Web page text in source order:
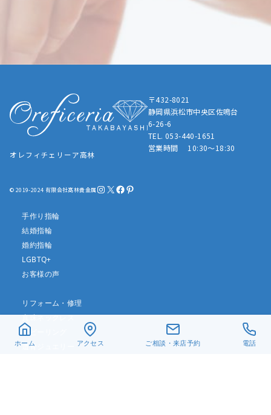
オレフィチェリーア高林
〒432-8021
静岡県浜松市中央区佐鳴台
6-26-6
TEL. 053-440-1651
営業時間 10:30～18:30
© 2019-2024 有限会社髙林貴金属InstagramX Facebook Pinterest
手作り指輪
結婚指輪
婚約指輪
LGBTQ+
お客様の声
リフォーム・修理
真珠ネックレス
ベビーリング
遺骨ジュエリー
ホーム アクセス ご相談・来店予約 電話